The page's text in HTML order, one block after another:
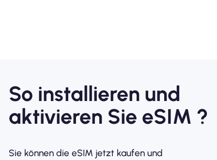
So installieren und
aktivieren Sie eSIM ?
Sie können die eSIM jetzt kaufen und